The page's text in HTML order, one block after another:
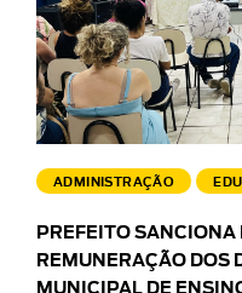
ADMINISTRAÇÃO
PREFEITO SANCIONA
REMUNERAÇÃO DOS